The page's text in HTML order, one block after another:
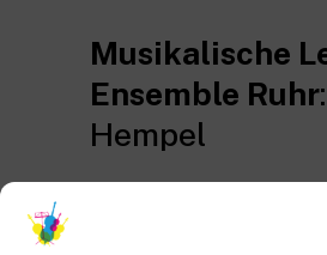
Musikalische
Ensemble Ruhr
Hempel